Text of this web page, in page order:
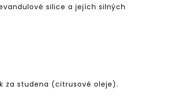
silice a jejích silných
za studena (citrusové oleje).